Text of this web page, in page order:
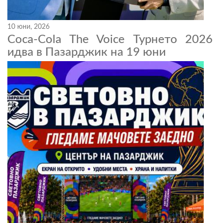
10 юни, 2026
Coca-Cola The Voice Турнето 2026
идва в Пазарджик на 19 юни